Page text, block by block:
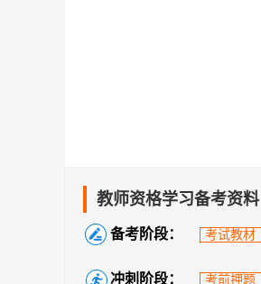
教师资格学习备考资料
备考阶段： 考试教材
冲刺阶段： 考前押题